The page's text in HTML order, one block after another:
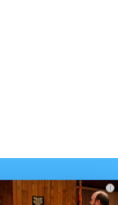
i